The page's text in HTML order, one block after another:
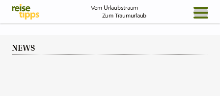
Skip to Content
Vom Urlaubstraum
Zum Traumurlaub
NEWS